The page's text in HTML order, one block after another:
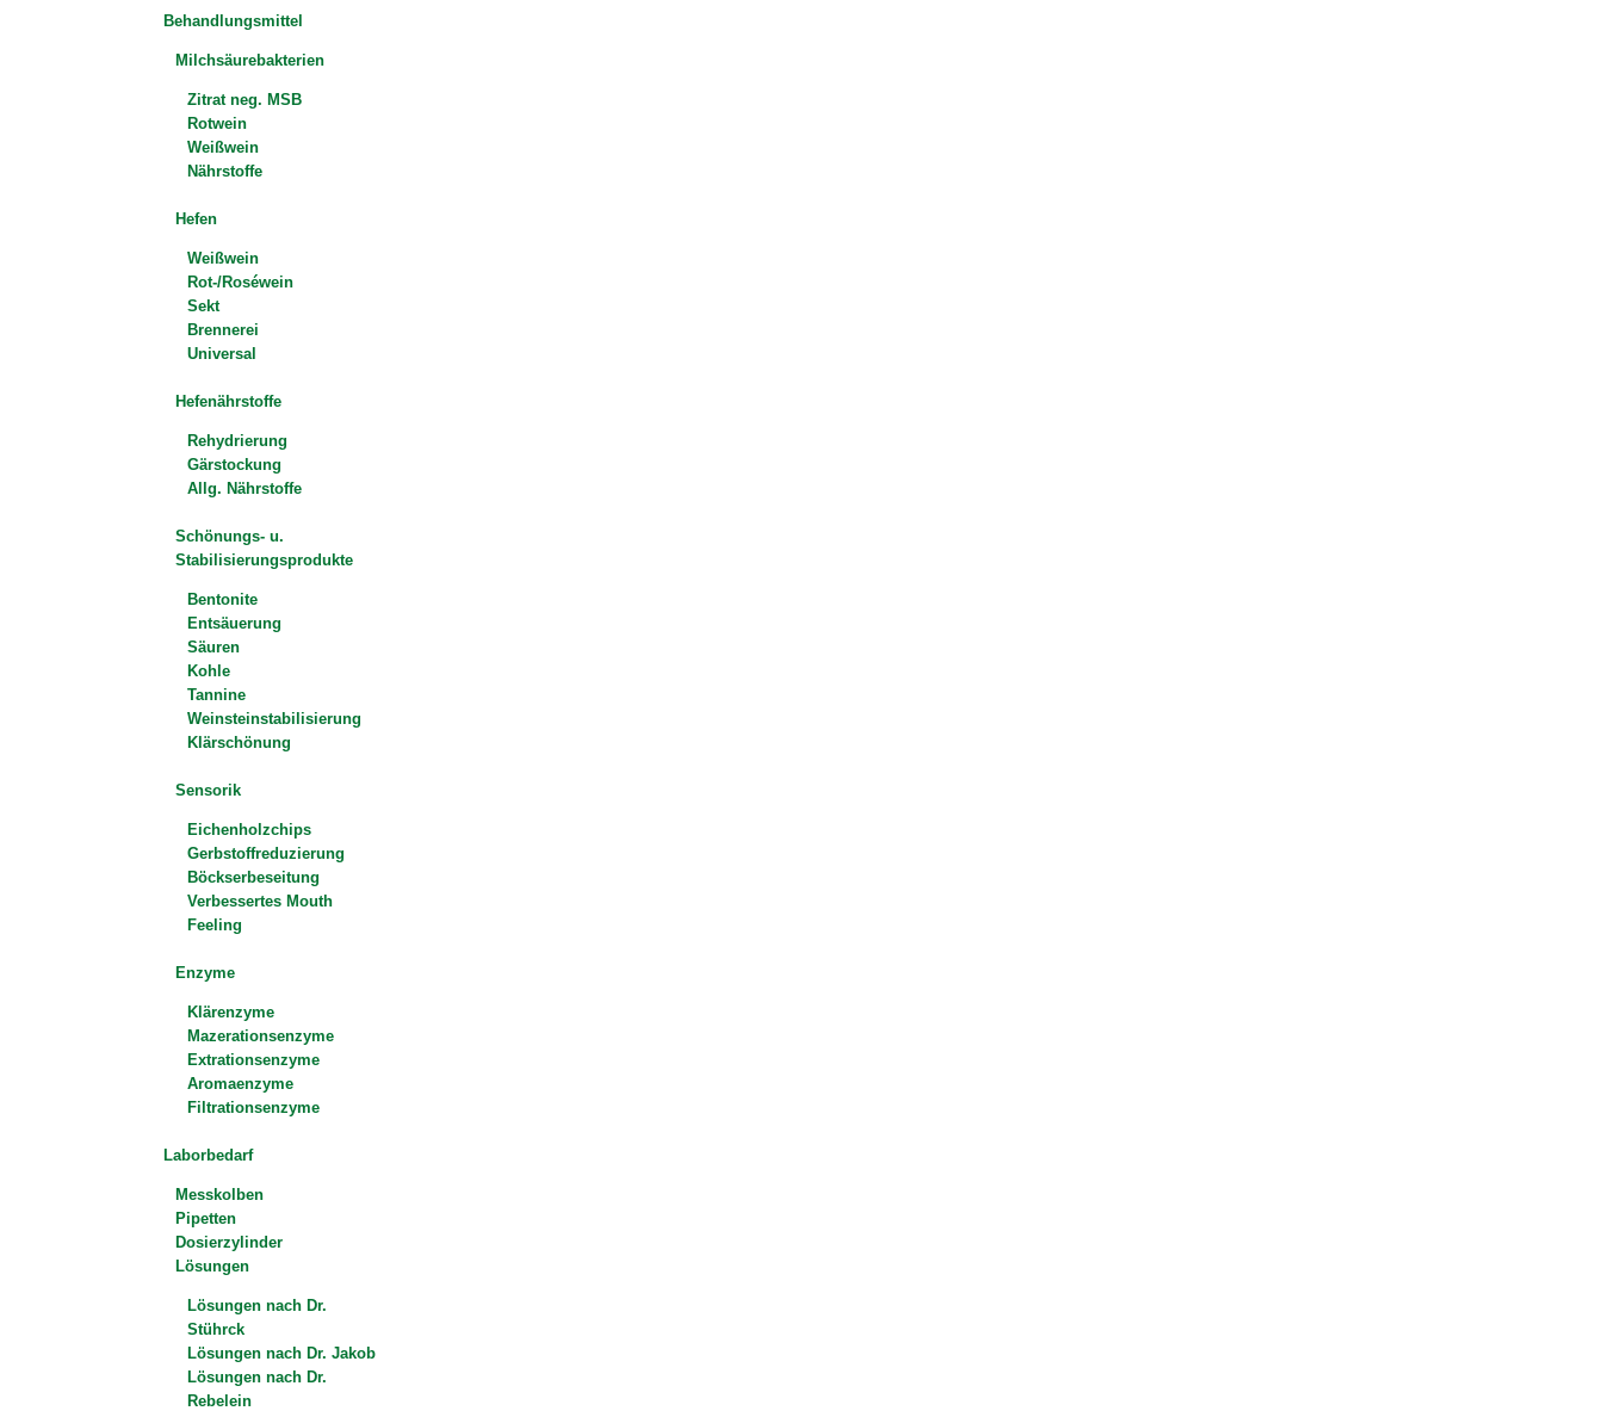
Behandlungsmittel
Milchsäurebakterien
Zitrat neg. MSB
Rotwein
Weißwein
Nährstoffe
Hefen
Weißwein
Rot-/Roséwein
Sekt
Brennerei
Universal
Hefenährstoffe
Rehydrierung
Gärstockung
Allg. Nährstoffe
Schönungs- u.
Stabilisierungsprodukte
Bentonite
Entsäuerung
Säuren
Kohle
Tannine
Weinsteinstabilisierung
Klärschönung
Sensorik
Eichenholzchips
Gerbstoffreduzierung
Böckserbeseitung
Verbessertes Mouth
Feeling
Enzyme
Klärenzyme
Mazerationsenzyme
Extrationsenzyme
Aromaenzyme
Filtrationsenzyme
Laborbedarf
Messkolben
Pipetten
Dosierzylinder
Lösungen
Lösungen nach Dr.
Stührck
Lösungen nach Dr. Jakob
Lösungen nach Dr.
Rebelein